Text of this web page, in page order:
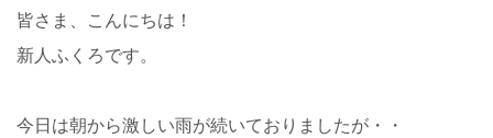
皆さま、こんにちは！
新人ふくろです。
今日は朝から激しい雨が続いておりましたが・・